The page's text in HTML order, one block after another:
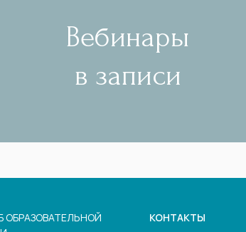
Вебинары
в записи
ОБРАЗОВАТЕЛЬНОЙ
КОНТАКТЫ